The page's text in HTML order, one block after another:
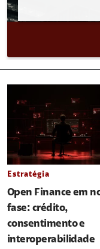
Estratégia
Open Finance em
fase: crédito,
consentimento e
interoperabilidade